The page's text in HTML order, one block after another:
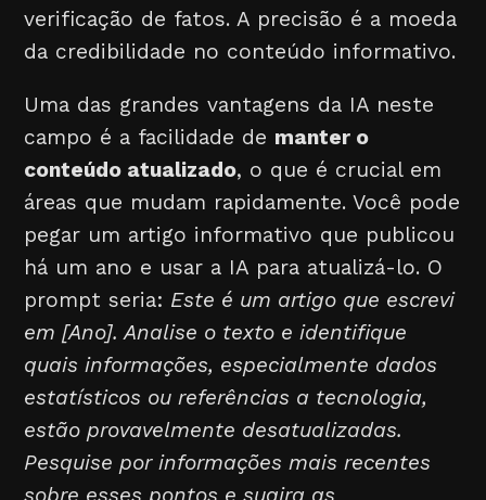
verificação de fatos. A precisão é a moeda
da credibilidade no conteúdo informativo.
Uma das grandes vantagens da IA neste
campo é a facilidade de manter o
conteúdo atualizado, o que é crucial em
áreas que mudam rapidamente. Você pode
pegar um artigo informativo que publicou
há um ano e usar a IA para atualizá-lo. O
prompt seria: Este é um artigo que escrevi
em [Ano]. Analise o texto e identifique
quais informações, especialmente dados
estatísticos ou referências a tecnologia,
estão provavelmente desatualizadas.
Pesquise por informações mais recentes